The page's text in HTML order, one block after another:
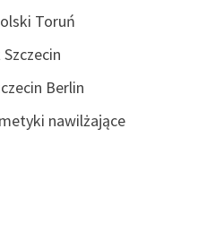
Toruń
Berlin
nawilżające